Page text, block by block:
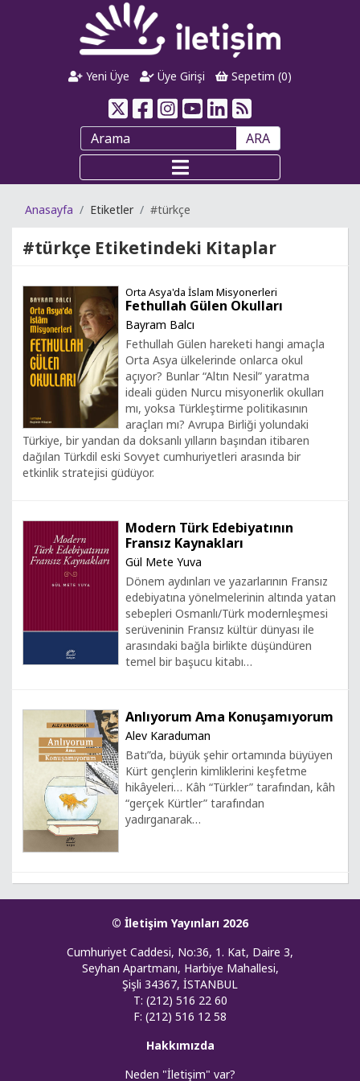
Yeni Üye Üye Girişi Sepetim (0)
ARA
Anasayfa Etiketler #türkçe
#türkçe Etiketindeki Kitaplar
Orta Asya'da İslam Misyonerleri
Fethullah Gülen Okulları
Bayram Balcı
Fethullah Gülen hareketi hangi amaçla
Orta Asya ülkelerinde onlarca okul
açıyor? Bunlar “Altın Nesil” yaratma
ideali güden Nurcu misyonerlik okulları
mı, yoksa Türkleştirme politikasının
araçları mı? Avrupa Birliği yolundaki
Türkiye, bir yandan da doksanlı yılların başından itibaren
dağılan Türkdil eski Sovyet cumhuriyetleri arasında bir
etkinlik stratejisi güdüyor.
Modern Türk Edebiyatının
Fransız Kaynakları
Gül Mete Yuva
Dönem aydınları ve yazarlarının Fransız
edebiyatına yönelmelerinin altında yatan
sebepleri Osmanlı/Türk modernleşmesi
serüveninin Fransız kültür dünyası ile
arasındaki bağla birlikte düşündüren
temel bir başucu kitabı…
Anlıyorum Ama Konuşamıyorum
Alev Karaduman
Batı”da, büyük şehir ortamında büyüyen
Kürt gençlerin kimliklerini keşfetme
hikâyeleri… Kâh “Türkler” tarafından, kâh
“gerçek Kürtler” tarafından
yadırganarak…
© İletişim Yayınları 2026
Cumhuriyet Caddesi, No:36, 1. Kat, Daire 3,
Seyhan Apartmanı, Harbiye Mahallesi,
Şişli 34367, İSTANBUL
T: (212) 516 22 60
F: (212) 516 12 58
Hakkımızda
Neden "İletişim" var?